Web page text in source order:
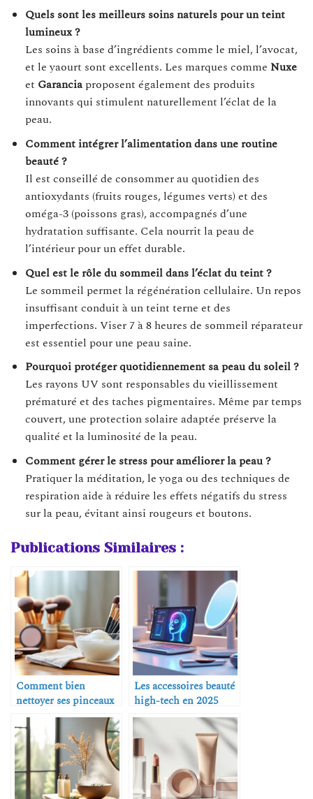
Quels sont les meilleurs soins naturels pour un teint
lumineux ?
Les soins à base d’ingrédients comme le miel, l’avocat,
et le yaourt sont excellents. Les marques comme Nuxe
et Garanciaproposent également des produits
innovants qui stimulent naturellement l’éclat de la
peau.
Comment intégrer l’alimentation dans une routine
beauté ?
Il est conseillé de consommer au quotidien des
antioxydants (fruits rouges, légumes verts) et des
oméga-3 (poissons gras), accompagnés d’une
hydratation suffisante. Cela nourrit la peau de
l’intérieur pour un effet durable.
Quel est le rôle du sommeil dans l’éclat du teint ?
Le sommeil permet la régénération cellulaire. Un repos
insuffisant conduit à un teint terne et des
imperfections. Viser 7 à 8 heures de sommeil réparateur
est essentiel pour une peau saine.
Pourquoi protéger quotidiennement sa peau du soleil ?
Les rayons UV sont responsables du vieillissement
prématuré et des taches pigmentaires. Même par temps
couvert, une protection solaire adaptée préserve la
qualité et la luminosité de la peau.
Comment gérer le stress pour améliorer la peau ?
Pratiquer la méditation, le yoga ou des techniques de
respiration aide à réduire les effets négatifs du stress
sur la peau, évitant ainsi rougeurs et boutons.
Publications Similaires :
Comment bien
nettoyer ses pinceaux
de maquillage
Les accessoires beauté
high-tech en 2025